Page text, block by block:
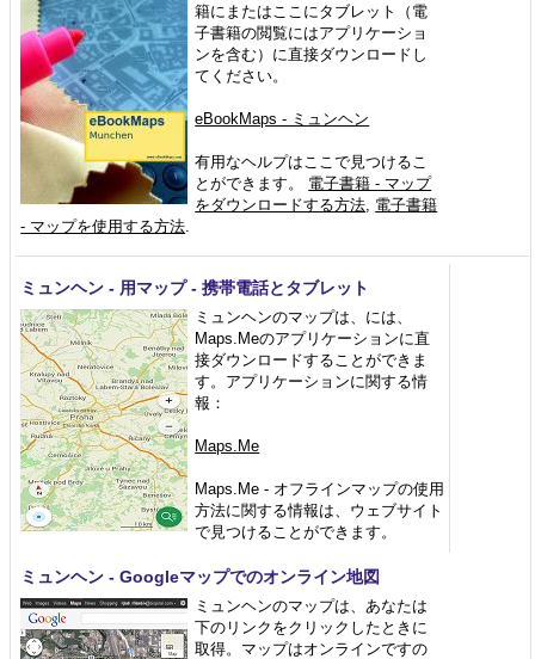
籍にまたはここにタブレット（電
子書籍の閲覧にはアプリケーショ
ンを含む）に直接ダウンロードし
てください。
eBookMaps - ミュンヘン
有用なヘルプはここで見つけるこ
とができます。 電子書籍 - マップ
をダウンロードする方法, 電子書籍
- マップを使用する方法.
ミュンヘン - 用マップ - 携帯電話とタブレット
ミュンヘンのマップは、には、
Maps.Meのアプリケーションに直
接ダウンロードすることができま
す。アプリケーションに関する情
報：
Maps.Me
Maps.Me - オフラインマップの使用
方法に関する情報は、ウェブサイト
で見つけることができます。
ミュンヘン - Googleマップでのオンライン地図
ミュンヘンのマップは、あなたは
下のリンクをクリックしたときに
取得。マップはオンラインですの